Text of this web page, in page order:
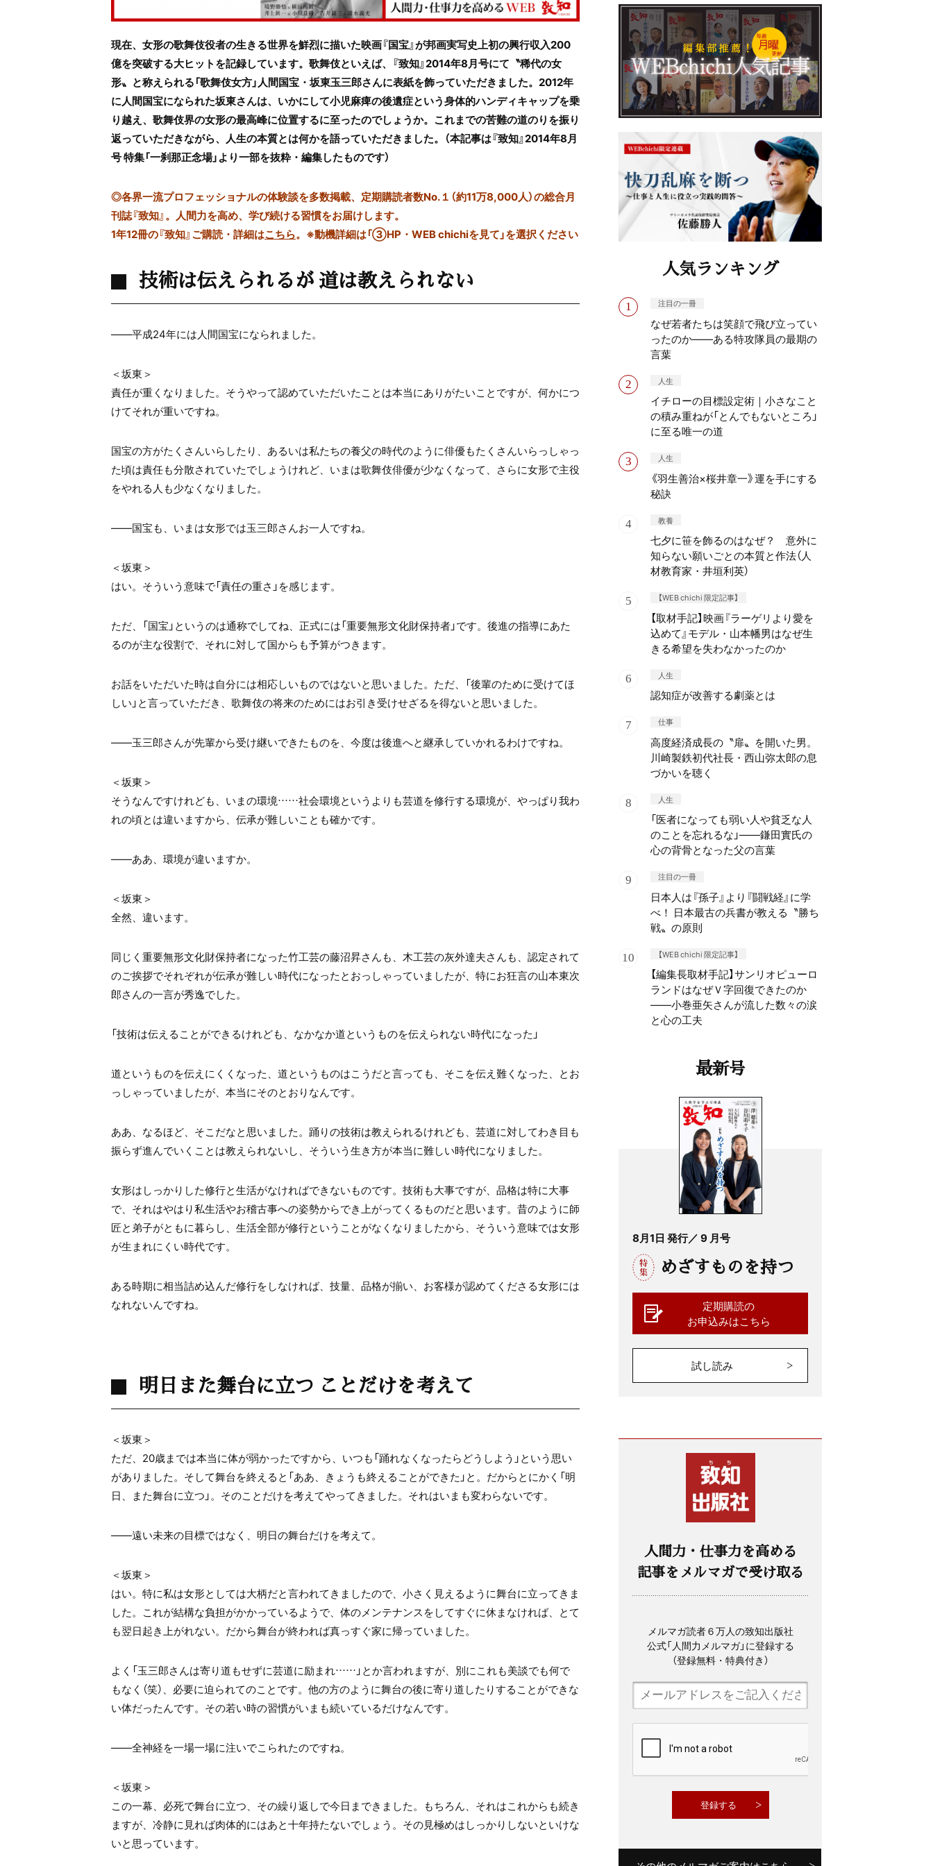
現在、女形の歌舞伎役者の生きる世界を鮮烈に描いた映画『国宝』が邦画実写史上初の興行収入200
億を突破する大ヒットを記録しています。歌舞伎といえば、『致知』2014年8月号にて〝稀代の女
形〟と称えられる「歌舞伎女方」人間国宝・坂東玉三郎さんに表紙を飾っていただきました。2012年
に人間国宝になられた坂東さんは、いかにして小児麻痺の後遺症という身体的ハンディキャップを乗
り越え、歌舞伎界の女形の最高峰に位置するに至ったのでしょうか。これまでの苦難の道のりを振り
返っていただきながら、人生の本質とは何かを語っていただきました。 （本記事は『致知』2014年8月
号 特集「一刹那正念場」より一部を抜粋・編集したものです）
◎各界一流プロフェッショナルの体験談を多数掲載、定期購読者数No.１（約11万8,000人）の総合月
刊誌『致知』。人間力を高め、学び続ける習慣をお届けします。
1年12冊の『致知』ご購読・詳細はこちら。 ※動機詳細は「③HP・WEB chichiを見て」を選択ください
技術は伝えられるが 道は教えられない
――平成24年には人間国宝になられました。
＜坂東＞
責任が重くなりました。そうやって認めていただいたことは本当にありがたいことですが、何かにつ
けてそれが重いですね。
国宝の方がたくさんいらしたり、あるいは私たちの養父の時代のように俳優もたくさんいらっしゃっ
た頃は責任も分散されていたでしょうけれど、いまは歌舞伎俳優が少なくなって、さらに女形で主役
をやれる人も少なくなりました。
――国宝も、いまは女形では玉三郎さんお一人ですね。
＜坂東＞
はい。そういう意味で「責任の重さ」を感じます。
ただ、「国宝」というのは通称でしてね、正式には「重要無形文化財保持者」です。後進の指導にあた
るのが主な役割で、それに対して国からも予算がつきます。
お話をいただいた時は自分には相応しいものではないと思いました。ただ、「後輩のために受けてほ
しい」と言っていただき、歌舞伎の将来のためにはお引き受けせざるを得ないと思いました。
――玉三郎さんが先輩から受け継いできたものを、今度は後進へと継承していかれるわけですね。
＜坂東＞
そうなんですけれども、いまの環境……社会環境というよりも芸道を修行する環境が、やっぱり我わ
れの頃とは違いますから、伝承が難しいことも確かです。
――ああ、環境が違いますか。
＜坂東＞
全然、違います。
同じく重要無形文化財保持者になった竹工芸の藤沼昇さんも、木工芸の灰外達夫さんも、認定されて
のご挨拶でそれぞれが伝承が難しい時代になったとおっしゃっていましたが、特にお狂言の山本東次
郎さんの一言が秀逸でした。
「技術は伝えることができるけれども、なかなか道というものを伝えられない時代になった」
道というものを伝えにくくなった、道というものはこうだと言っても、そこを伝え難くなった、とお
っしゃっていましたが、本当にそのとおりなんです。
ああ、なるほど、そこだなと思いました。踊りの技術は教えられるけれども、芸道に対してわき目も
振らず進んでいくことは教えられないし、そういう生き方が本当に難しい時代になりました。
女形はしっかりした修行と生活がなければできないものです。技術も大事ですが、品格は特に大事
で、それはやはり私生活やお稽古事への姿勢からでき上がってくるものだと思います。昔のように師
匠と弟子がともに暮らし、生活全部が修行ということがなくなりましたから、そういう意味では女形
が生まれにくい時代です。
ある時期に相当詰め込んだ修行をしなければ、技量、品格が揃い、お客様が認めてくださる女形には
なれないんですね。
明日また舞台に立つ ことだけを考えて
＜坂東＞
ただ、20歳までは本当に体が弱かったですから、いつも「踊れなくなったらどうしよう」という思い
がありました。そして舞台を終えると「ああ、きょうも終えることができた」と。だからとにかく「明
日、また舞台に立つ」。そのことだけを考えてやってきました。それはいまも変わらないです。
――遠い未来の目標ではなく、明日の舞台だけを考えて。
＜坂東＞
はい。特に私は女形としては大柄だと言われてきましたので、小さく見えるように舞台に立ってきま
した。これが結構な負担がかかっているようで、体のメンテナンスをしてすぐに休まなければ、とて
も翌日起き上がれない。だから舞台が終われば真っすぐ家に帰っていました。
よく「玉三郎さんは寄り道もせずに芸道に励まれ……」とか言われますが、別にこれも美談でも何で
もなく（笑）、必要に迫られてのことです。他の方のように舞台の後に寄り道したりすることができな
い体だったんです。その若い時の習慣がいまも続いているだけなんです。
――全神経を一場一場に注いでこられたのですね。
＜坂東＞
この一幕、必死で舞台に立つ、その繰り返しで今日まできました。もちろん、それはこれからも続き
ますが、冷静に見れば肉体的にはあと十年持たないでしょう。その見極めはしっかりしないといけな
いと思っています。
人気ランキング
注目の一冊
なぜ若者たちは笑顔で飛び立ってい
ったのか——ある特攻隊員の最期の
言葉
人生
イチローの目標設定術｜小さなこと
の積み重ねが「とんでもないところ」
に至る唯一の道
人生
《羽生善治×桜井章一》運を手にする
秘訣
教養
七夕に笹を飾るのはなぜ？ 意外に
知らない願いごとの本質と作法（人
材教育家・井垣利英）
【WEB chichi 限定記事】
【取材手記】映画『ラーゲリより愛を
込めて』モデル・山本幡男はなぜ生
きる希望を失わなかったのか
人生
認知症が改善する劇薬とは
仕事
高度経済成長の〝扉〟を開いた男。
川崎製鉄初代社長・西山弥太郎の息
づかいを聴く
人生
「医者になっても弱い人や貧乏な人
のことを忘れるな」——鎌田實氏の
心の背骨となった父の言葉
注目の一冊
日本人は『孫子』より『闘戦経』に学
べ！ 日本最古の兵書が教える〝勝ち
戦〟の原則
【WEB chichi 限定記事】
【編集長取材手記】サンリオピューロ
ランドはなぜＶ字回復できたのか
——小巻亜矢さんが流した数々の涙
と心の工夫
最新号
8月1日 発行／ 9 月号
めざすものを持つ
定期購読の
お申込みはこちら
試し読み
人間力・仕事力を高める
記事をメルマガで受け取る
メルマガ読者６万人の致知出版社
公式「人間力メルマガ」に登録する
（登録無料・特典付き）